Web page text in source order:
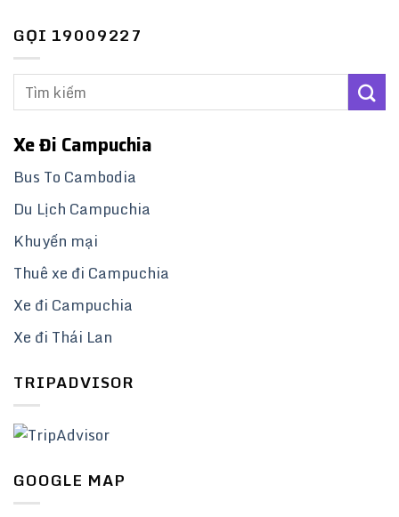
GỌI 19009227
Xe Đi Campuchia
Bus To Cambodia
Du Lịch Campuchia
Khuyến mại
Thuê xe đi Campuchia
Xe đi Campuchia
Xe đi Thái Lan
TRIPADVISOR
GOOGLE MAP